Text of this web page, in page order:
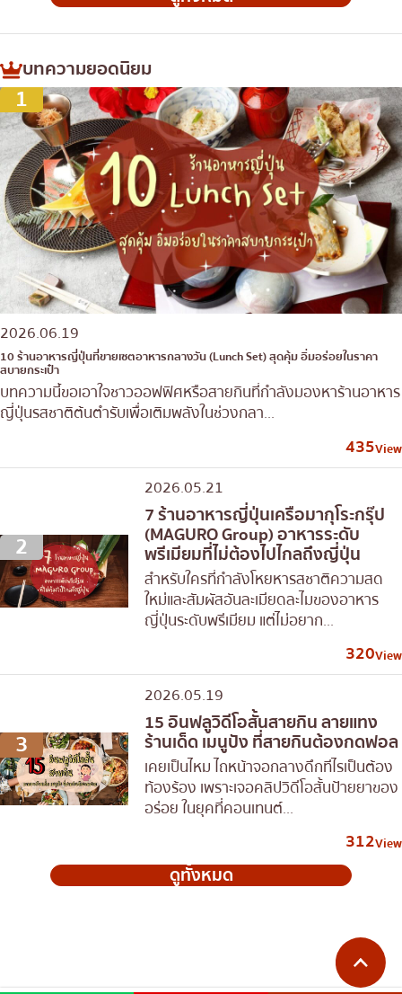
บทความยอดนิยม
1
2026.06.19
10 ร้านอาหารญี่ปุ่นที่ขายเซตอาหารกลางวัน (Lunch Set) สุดคุ้ม อิ่มอร่อยในราคา
สบายกระเป๋า
บทความนี้ขอเอาใจชาวออฟฟิศหรือสายกินที่กำลังมองหาร้านอาหาร
ญี่ปุ่นรสชาติต้นตำรับเพื่อเติมพลังในช่วงกลา...
435View
2
2026.05.21
7 ร้านอาหารญี่ปุ่นเครือมากุโระกรุ๊ป
(MAGURO Group) อาหารระดับ
พรีเมียมที่ไม่ต้องไปไกลถึงญี่ปุ่น
สำหรับใครที่กำลังโหยหารสชาติความสด
ใหม่และสัมผัสอันละเมียดละไมของอาหาร
ญี่ปุ่นระดับพรีเมียม แต่ไม่อยาก...
320View
3
2026.05.19
15 อินฟลูวิดีโอสั้นสายกิน ลายแทง
ร้านเด็ด เมนูปัง ที่สายกินต้องกดฟอล
เคยเป็นไหม ไถหน้าจอกลางดึกทีไรเป็นต้อง
ท้องร้อง เพราะเจอคลิปวิดีโอสั้นป้ายยาของ
อร่อย ในยุคที่คอนเทนต์...
312View
ดูทั้งหมด